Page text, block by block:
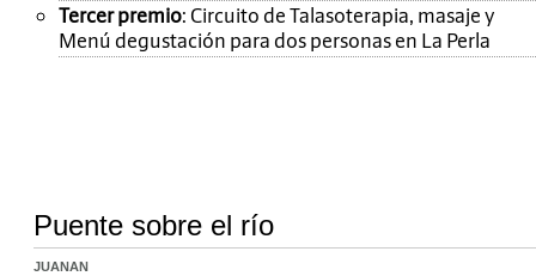
Tercer premio: Circuito de Talasoterapia, masaje y
Menú degustación para dos personas en La Perla
Puente sobre el río
JUANAN